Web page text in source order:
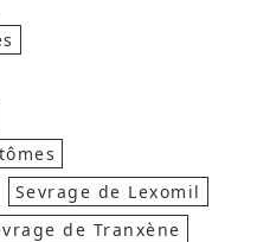
Sevrage de Lexomil
de Tranxène